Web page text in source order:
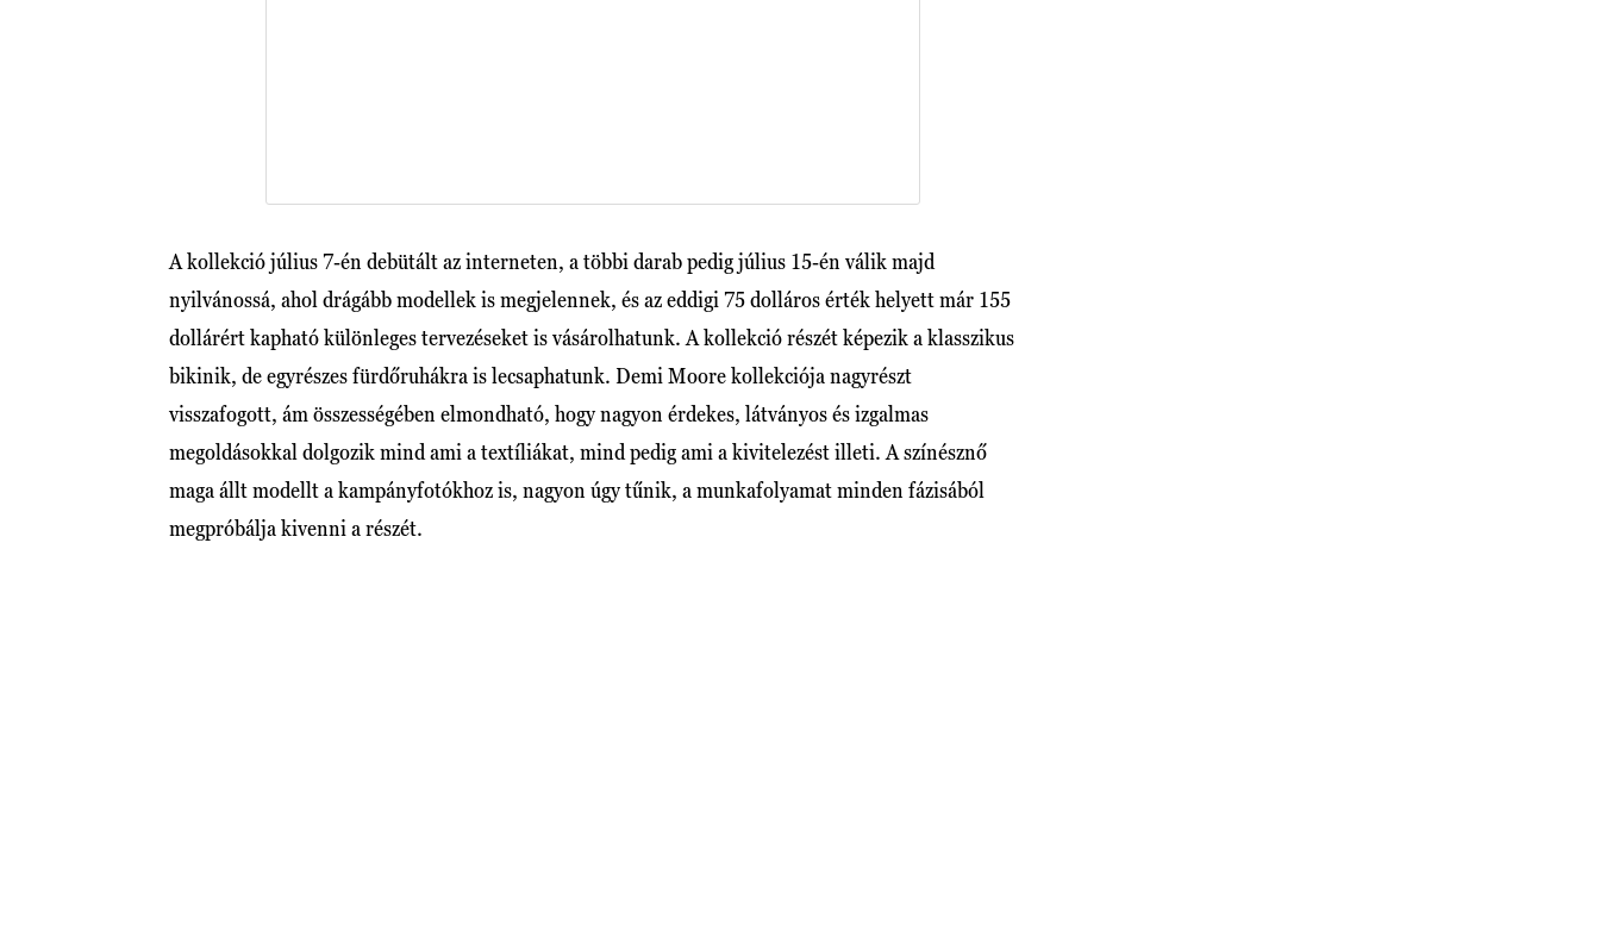
A kollekció július 7-én debütált az interneten, a többi darab pedig július 15-én válik majd
nyilvánossá, ahol drágább modellek is megjelennek, és az eddigi 75 dolláros érték helyett már 155
dollárért kapható különleges tervezéseket is vásárolhatunk. A kollekció részét képezik a klasszikus
bikinik, de egyrészes fürdőruhákra is lecsaphatunk. Demi Moore kollekciója nagyrészt
visszafogott, ám összességében elmondható, hogy nagyon érdekes, látványos és izgalmas
megoldásokkal dolgozik mind ami a textíliákat, mind pedig ami a kivitelezést illeti. A színésznő
maga állt modellt a kampányfotókhoz is, nagyon úgy tűnik, a munkafolyamat minden fázisából
megpróbálja kivenni a részét.